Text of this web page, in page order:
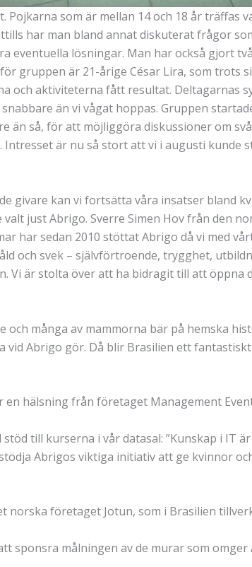
som är mellan 14 och 18 år träffas
har man bland annat diskuterat frågor
eventuella lösningar. Man har också gjort
gruppen är 21-årige César Lira, som
och aktiviteterna fått resultat. Deltagarnas
än vi vågat hoppas. Gruppen
än så, för att möjliggöra diskussioner om
är nu så stort att vi i augusti kunde
givare kan vi fortsätta våra insatser bland
just Abrigo. Sverre Simen Hov från den
har sedan 2010 stöttat Abrigo då vi med
och svek – självförtroende, trygghet,
Vi är stolta över att ha bidragit till att
och många av mammorna bär på hemska
vid Abrigo gör. Då blir Brasilien ett
en hälsning från företaget Management
stöd till kurserna i vår datasal: ”Kunskap i IT
Abrigos viktiga initiativ att ge kvinnor
norska företaget Jotun, som i Brasilien
sponsra målningen av de murar som